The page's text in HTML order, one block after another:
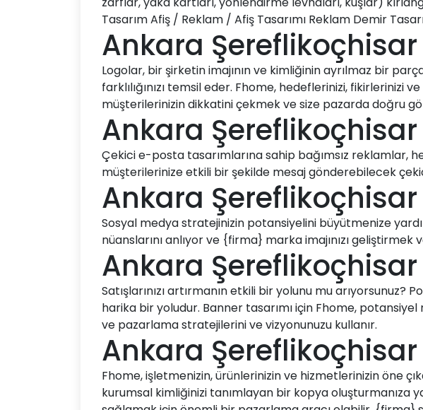
Tasarım Afiş / Reklam / Afiş Tasarımı Reklam Demir
Ankara Şereflikoçhisar
Logolar, bir şirketin imajının ve kimliğinin ayrılmaz bir
farklılığınızı temsil eder. Fhome, hedeflerinizi, fikirlerinizi
müşterilerinizin dikkatini çekmek ve size pazarda doğru
Ankara Şereflikoçhisar
Çekici e-posta tasarımlarına sahip bağımsız reklamlar,
müşterilerinize etkili bir şekilde mesaj gönderebilecek
Ankara Şereflikoçhisar
Sosyal medya stratejinizin potansiyelini büyütmenize
nüanslarını anlıyor ve {firma} marka imajınızı
Ankara Şereflikoçhisar
Satışlarınızı artırmanın etkili bir yolunu mu
harika bir yoludur. Banner tasarımı için Fhome,
ve pazarlama stratejilerini ve vizyonunuzu kullanır.
Ankara Şereflikoçhisar
Fhome, işletmenizin, ürünlerinizin ve hizmetlerinizin öne
kurumsal kimliğinizi tanımlayan bir kopya oluşturmanıza